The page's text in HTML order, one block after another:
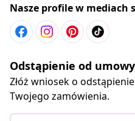
Nasze profile w mediach
Odstąpienie od umowy
Złóż wniosek o
Twojego zamówienia.